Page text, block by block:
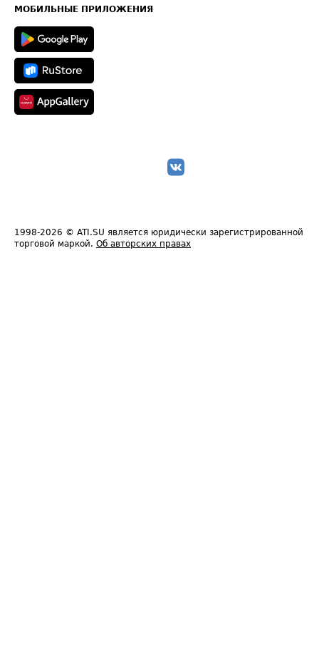
Техническая информация
МОБИЛЬНЫЕ ПРИЛОЖЕНИЯ
1998-2026 © ATI.SU является юридически зарегистрированной
торговой маркой. Об авторских правах